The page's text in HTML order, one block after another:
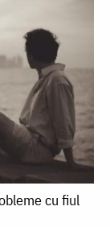
cu fiul